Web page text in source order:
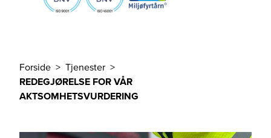
Du er her
Forside
Tjenester
REDEGJØRELSE FOR VÅR
AKTSOMHETSVURDERING